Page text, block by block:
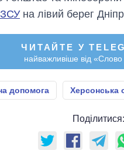
ЗСУна лівий берег
ЧИТАЙТЕ У
найважливіше від «Слово
допомога Херсонська
Поділитися: